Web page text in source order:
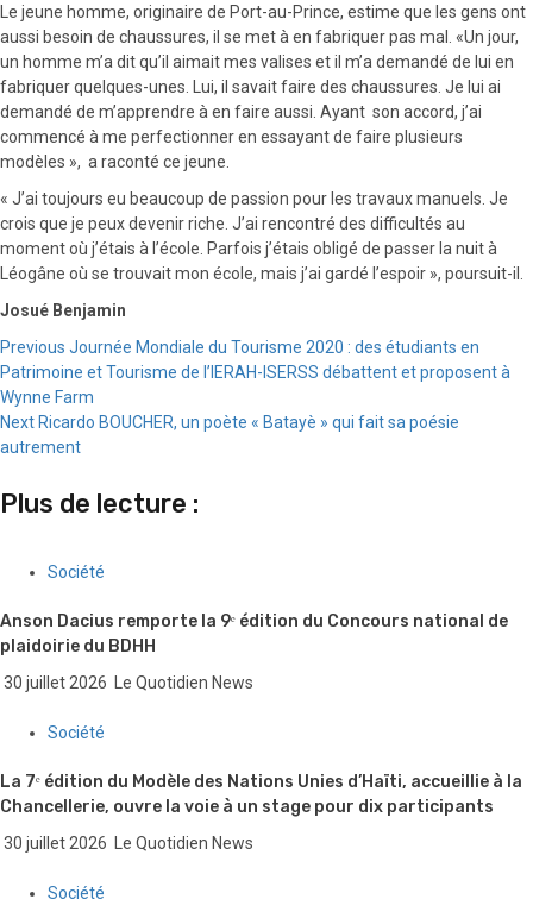
Le jeune homme, originaire de Port-au-Prince, estime que les gens ont
aussi besoin de chaussures, il se met à en fabriquer pas mal. «Un jour,
un homme m’a dit qu’il aimait mes valises et il m’a demandé de lui en
fabriquer quelques-unes. Lui, il savait faire des chaussures. Je lui ai
demandé de m’apprendre à en faire aussi. Ayant son accord, j’ai
commencé à me perfectionner en essayant de faire plusieurs
modèles », a raconté ce jeune.
« J’ai toujours eu beaucoup de passion pour les travaux manuels. Je
crois que je peux devenir riche. J’ai rencontré des difficultés au
moment où j’étais à l’école. Parfois j’étais obligé de passer la nuit à
Léogâne où se trouvait mon école, mais j’ai gardé l’espoir », poursuit-il.
Josué Benjamin
Continue
Reading
Previous Journée Mondiale du Tourisme 2020 : des étudiants en
Patrimoine et Tourisme de l’IERAH-ISERSS débattent et proposent à
Wynne Farm
Next Ricardo BOUCHER, un poète « Batayè » qui fait sa poésie
autrement
Plus de lecture :
Société
Anson Dacius remporte la 9ᵉ édition du Concours national de
plaidoirie du BDHH
30 juillet 2026 Le Quotidien News
Société
La 7ᵉ édition du Modèle des Nations Unies d’Haïti, accueillie à la
Chancellerie, ouvre la voie à un stage pour dix participants
30 juillet 2026 Le Quotidien News
Société